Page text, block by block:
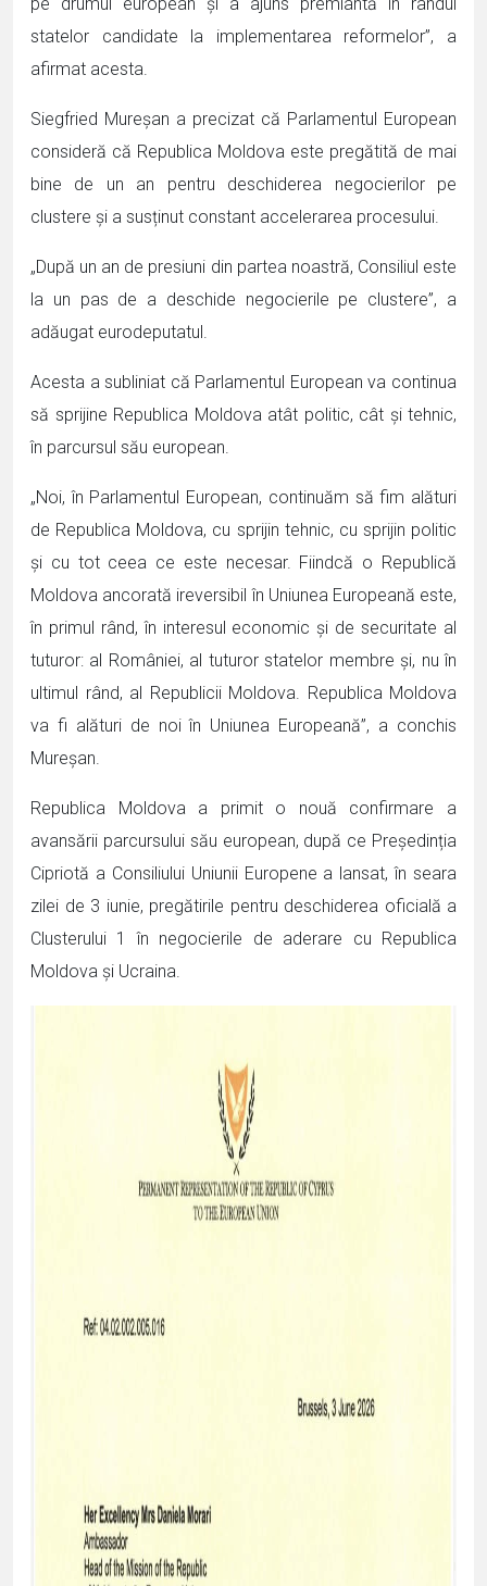
statelor candidate la implementarea reformelor”, a
afirmat acesta.
Siegfried Mureșan a precizat că Parlamentul European
consideră că Republica Moldova este pregătită de mai
bine de un an pentru deschiderea negocierilor pe
clustere și a susținut constant accelerarea procesului.
„După un an de presiuni din partea noastră, Consiliul este
la un pas de a deschide negocierile pe clustere”, a
adăugat eurodeputatul.
Acesta a subliniat că Parlamentul European va continua
să sprijine Republica Moldova atât politic, cât și tehnic,
în parcursul său european.
„Noi, în Parlamentul European, continuăm să fim alături
de Republica Moldova, cu sprijin tehnic, cu sprijin politic
și cu tot ceea ce este necesar. Fiindcă o Republică
Moldova ancorată ireversibil în Uniunea Europeană este,
în primul rând, în interesul economic și de securitate al
tuturor: al României, al tuturor statelor membre și, nu în
ultimul rând, al Republicii Moldova. Republica Moldova
va fi alături de noi în Uniunea Europeană”, a conchis
Mureșan.
Republica Moldova a primit o nouă confirmare a
avansării parcursului său european, după ce Președinția
Cipriotă a Consiliului Uniunii Europene a lansat, în seara
zilei de 3 iunie, pregătirile pentru deschiderea oficială a
Clusterului 1 în negocierile de aderare cu Republica
Moldova și Ucraina.